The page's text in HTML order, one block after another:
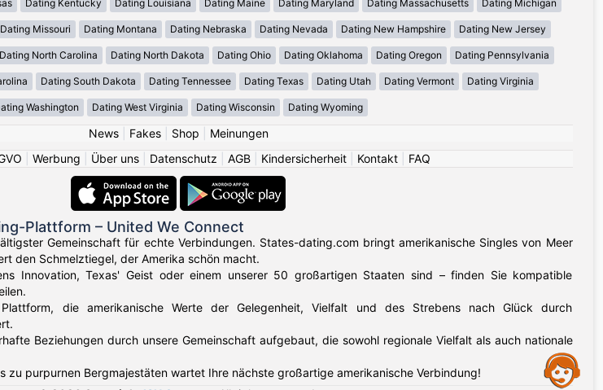
Dating Kentucky Dating Louisiana Dating Maine Dating Maryland Dating Massachusetts Dating Michigan
Dating Missouri Dating Montana Dating Nebraska Dating Nevada Dating New Hampshire Dating New Jersey
Dating North Carolina Dating North Dakota Dating Ohio Dating Oklahoma Dating Oregon Dating Pennsylvania
Dating South Dakota Dating Tennessee Dating Texas Dating Utah Dating Vermont Dating Virginia
Washington Dating West Virginia Dating Wisconsin Dating Wyoming
News| Fakes| Shop
Meinungen
Werbung Über uns Datenschutz AGB Kindersicherheit Kontakt FAQ
Plattform – United We Connect
Gemeinschaft für echte Verbindungen. States-dating.com bringt amerikanische Singles von Meer
den Schmelztiegel, der Amerika schön macht.
Innovation, Texas' Geist oder einem unserer 50 großartigen Staaten sind – finden Sie kompatible
die amerikanische Werte der Gelegenheit, Vielfalt und des Strebens nach Glück durch
Beziehungen durch unsere Gemeinschaft aufgebaut, die sowohl regionale Vielfalt als auch nationale
zu purpurnen Bergmajestäten wartet Ihre nächste großartige amerikanische Verbindung!